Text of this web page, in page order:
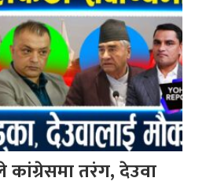
तरंग, देउवा